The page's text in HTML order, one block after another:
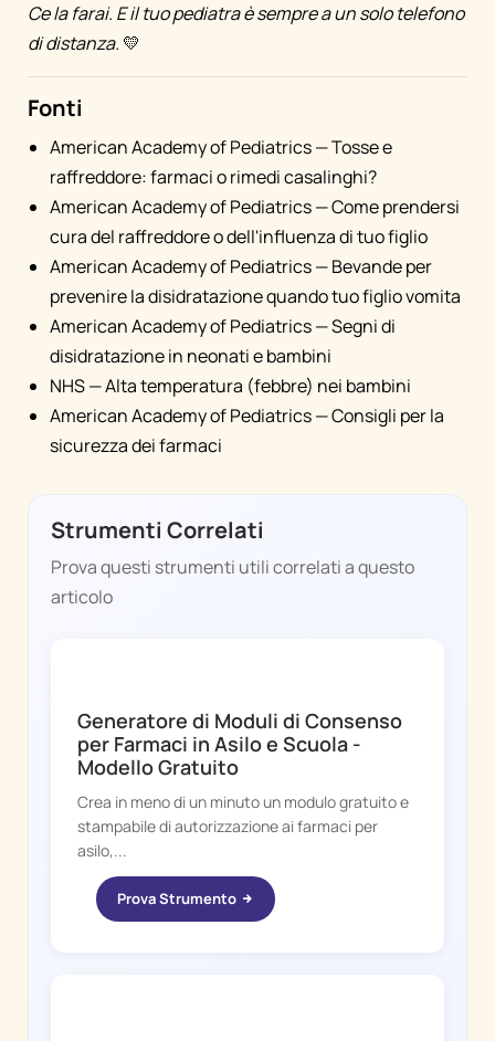
Ce la farai. E il tuo pediatra è sempre a un solo telefono
di distanza. 💛
Fonti
American Academy of Pediatrics — Tosse e
raffreddore: farmaci o rimedi casalinghi?
American Academy of Pediatrics — Come prendersi
cura del raffreddore o dell'influenza di tuo figlio
American Academy of Pediatrics — Bevande per
prevenire la disidratazione quando tuo figlio vomita
American Academy of Pediatrics — Segni di
disidratazione in neonati e bambini
NHS — Alta temperatura (febbre) nei bambini
American Academy of Pediatrics — Consigli per la
sicurezza dei farmaci
Strumenti Correlati
Prova questi strumenti utili correlati a questo
articolo
Generatore di Moduli di Consenso
per Farmaci in Asilo e Scuola -
Modello Gratuito
Crea in meno di un minuto un modulo gratuito e
stampabile di autorizzazione ai farmaci per
asilo,...
Prova Strumento